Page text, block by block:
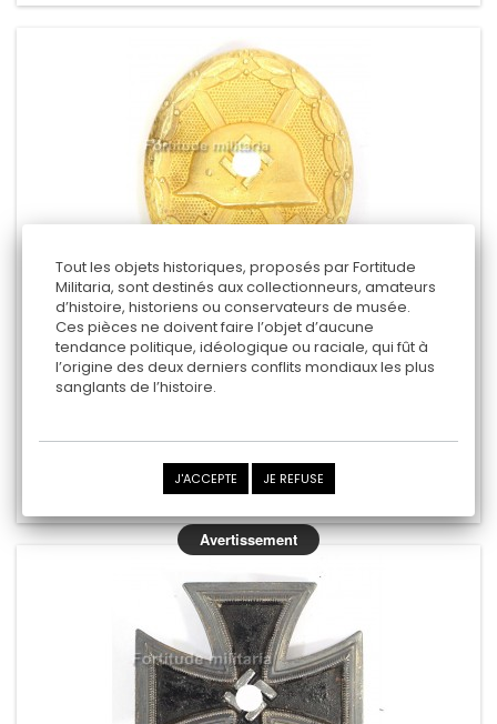
INSIGNE DES BLESSÉS CLASSE OR
- Reproduction -
Ajouter au panier
Tout les objets historiques, proposés par Fortitude
Militaria, sont destinés aux collectionneurs, amateurs
d’histoire, historiens ou conservateurs de musée.
Ces pièces ne doivent faire l’objet d’aucune
tendance politique, idéologique ou raciale, qui fût à
l’origine des deux derniers conflits mondiaux les plus
sanglants de l’histoire.
J'ACCEPTE JE REFUSE
Avertissement